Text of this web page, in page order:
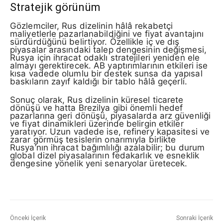
Stratejik görünüm
Gözlemciler, Rus dizelinin hâlâ rekabetçi
maliyetlerle pazarlanabildiğini ve fiyat avantajını
sürdürdüğünü belirtiyor. Özellikle iç ve dış
piyasalar arasındaki talep dengesinin değişmesi,
Rusya için ihracat odaklı stratejileri yeniden ele
almayı gerektirecek. AB yaptırımlarının etkileri ise
kısa vadede olumlu bir destek sunsa da yapısal
baskıların zayıf kaldığı bir tablo hâlâ geçerli.
Sonuç olarak, Rus dizelinin küresel ticarete
dönüşü ve hatta Brezilya gibi önemli hedef
pazarlarına geri dönüşü, piyasalarda arz güvenliği
ve fiyat dinamikleri üzerinde belirgin etkiler
yaratıyor. Uzun vadede ise, refinery kapasitesi ve
zarar görmüş tesislerin onarımıyla birlikte
Rusya’nın ihracat bağımlılığı azalabilir; bu durum
global dizel piyasalarının fedakarlık ve esneklik
dengesine yönelik yeni senaryolar üretecek.
Önceki İçerik Sonraki İçerik